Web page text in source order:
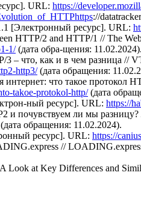
URL: https://
://
[Электронный ресурс]. URL:
HTTP/2 and HTTP/1 // The
1/(дата обра-щения: 11.02.2024).
– что, как и в чем разница //
http3/(дата обращения:
что такое протокол
takoe-protokol-http/(дата
ный ресурс]. URL: https://
и почувствуем ли мы
(дата обращения: 11.02.2024).
ресурс]. URL: https://
//
Look at Key Differences and